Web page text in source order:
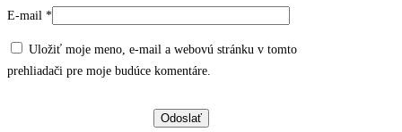
E-mail *
Uložiť moje meno, e-mail a webovú stránku v tomto
prehliadači pre moje budúce komentáre.